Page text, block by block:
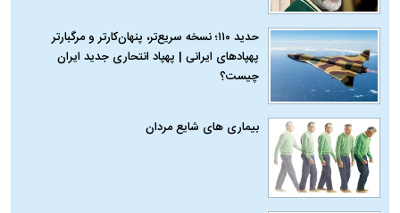
حدید ۱۱۰؛ نسخه سریع‌تر، پنهان‌کارتر و مرگبارتر
پهپادهای ایرانی | پهپاد انتحاری جدید ایران
چیست؟
بیماری‌ های شایع مردان